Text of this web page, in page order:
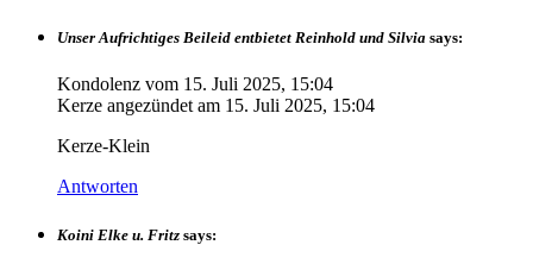
Unser Aufrichtiges Beileid entbietet Reinhold und Silvia says:
Kondolenz vom 15. Juli 2025, 15:04
Kerze angezündet am 15. Juli 2025, 15:04
Kerze-Klein
Antworten
Koini Elke u. Fritz says: